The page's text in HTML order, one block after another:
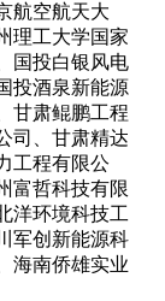
航空航天大
理工大学国家
国投白银风电
投酒泉新能源
甘肃鲲鹏工程
司、甘肃精达
工程有限公
富哲科技有限
洋环境科技工
军创新能源科
海南侨雄实业